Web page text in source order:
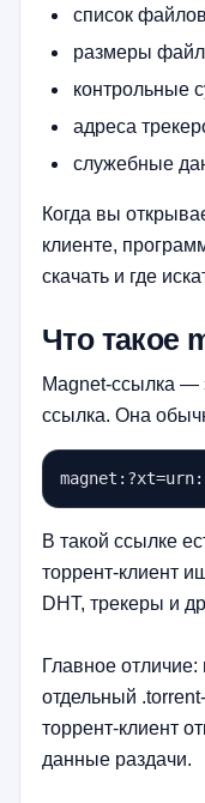
список
размеры
контрольные
адреса
служебные
Когда вы
клиенте,
скачать и где
Что такое
Magnet-ссылка —
ссылка. Она
В такой ссылке
торрент-клиент
DHT, трекеры и
Главное отличие:
отдельный
торрент-клиент
данные раздачи.